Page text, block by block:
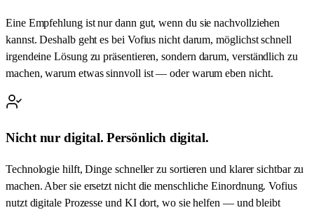
Eine Empfehlung ist nur dann gut, wenn du sie nachvollziehen
kannst. Deshalb geht es bei Vofius nicht darum, möglichst schnell
irgendeine Lösung zu präsentieren, sondern darum, verständlich zu
machen, warum etwas sinnvoll ist — oder warum eben nicht.
Nicht nur digital. Persönlich digital.
Technologie hilft, Dinge schneller zu sortieren und klarer sichtbar zu
machen. Aber sie ersetzt nicht die menschliche Einordnung. Vofius
nutzt digitale Prozesse und KI dort, wo sie helfen — und bleibt